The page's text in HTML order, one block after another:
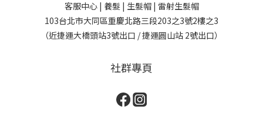
客服中心 | 養髮 | 生髮帽 | 雷射生髮帽
103台北市大同區重慶北路三段203之3號2樓之3
（近捷運大橋頭站3號出口 / 捷運圓山站 2號出口）
社群專頁